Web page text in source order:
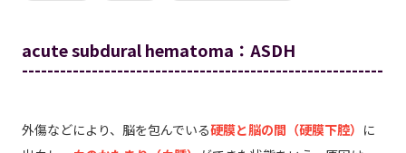
acute subdural hematoma：ASDH
---------------------------------------------------------
外傷などにより、脳を包んでいる硬膜と脳の間（硬膜下腔） に